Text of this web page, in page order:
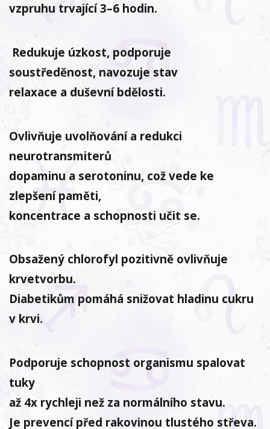
vzpruhu trvající 3–6 hodin.
Redukuje úzkost, podporuje
soustředěnost, navozuje stav
relaxace a duševní bdělosti.
Ovlivňuje uvolňování a redukci
neurotransmiterů
dopaminu a serotoninu, což vede ke
zlepšení paměti,
koncentrace a schopnosti učit se.
Obsažený chlorofyl pozitivně ovlivňuje
krvetvorbu.
Diabetikům pomáhá snižovat hladinu cukru
v krvi.
Podporuje schopnost organismu spalovat
tuky
až 4x rychleji než za normálního stavu.
Je prevencí před rakovinou tlustého střeva.